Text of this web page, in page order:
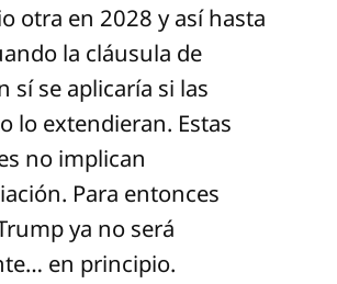
otra en 2028 y así hasta
la cláusula de
sí se aplicaría si las
lo extendieran. Estas
no implican
Para entonces
ya no será
en principio.